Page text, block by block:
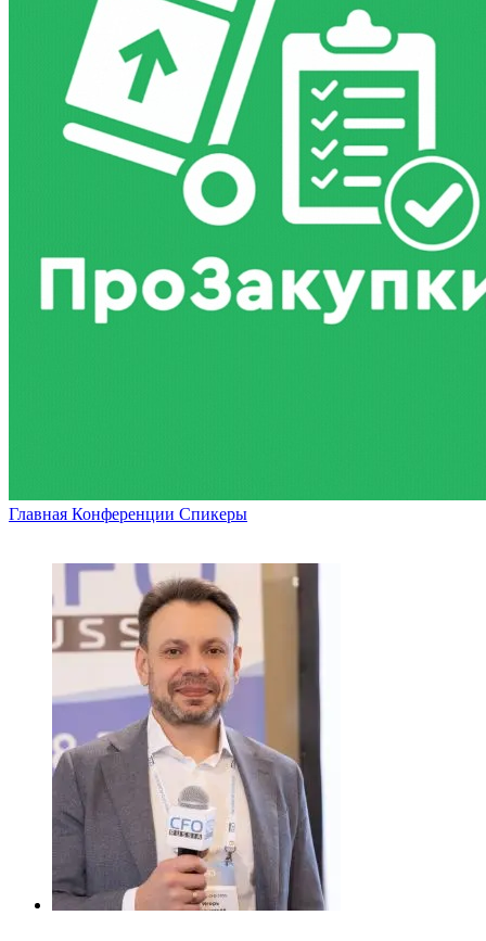
Главная Конференции Спикеры